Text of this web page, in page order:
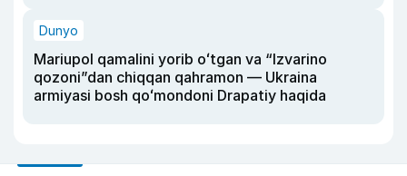
Dunyo
Mariupol qamalini yorib oʻtgan va “Izvarino
qozoni”dan chiqqan qahramon — Ukraina
armiyasi bosh qoʻmondoni Drapatiy haqida